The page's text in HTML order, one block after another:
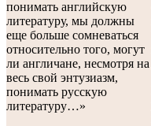
понимать английскую
литературу, мы должны
еще больше сомневаться
относительно того, могут
ли англичане, несмотря на
весь свой энтузиазм,
понимать русскую
литературу…»